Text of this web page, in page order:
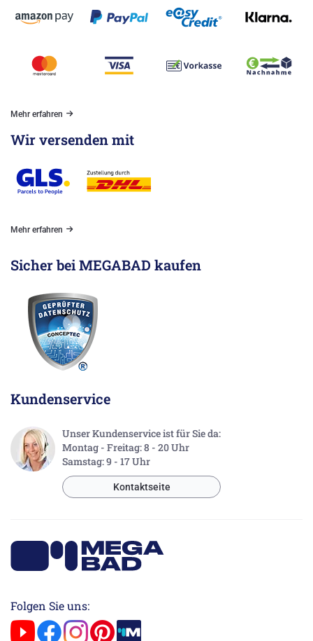
Mehr erfahren
Wir versenden mit
Mehr erfahren
Sicher bei MEGABAD kaufen
Kundenservice
Unser Kundenservice ist für Sie da:
Montag - Freitag: 8 - 20 Uhr
Samstag: 9 - 17 Uhr
Kontaktseite
Folgen Sie uns: